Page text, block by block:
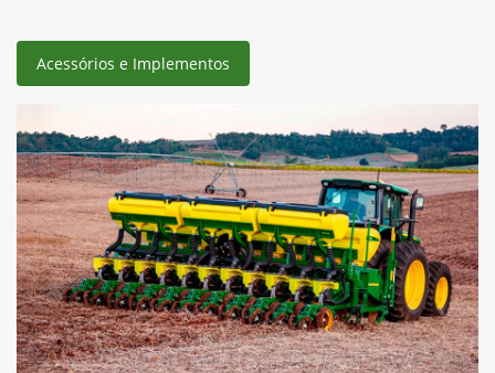
Acessórios e Implementos